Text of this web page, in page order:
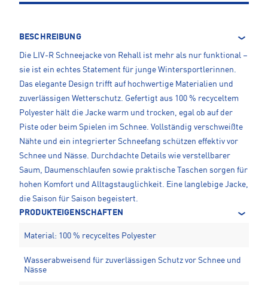
BESCHREIBUNG
Die LIV-R Schneejacke von Rehall ist mehr als nur funktional –
sie ist ein echtes Statement für junge Wintersportlerinnen.
Das elegante Design trifft auf hochwertige Materialien und
zuverlässigen Wetterschutz. Gefertigt aus 100 % recyceltem
Polyester hält die Jacke warm und trocken, egal ob auf der
Piste oder beim Spielen im Schnee. Vollständig verschweißte
Nähte und ein integrierter Schneefang schützen effektiv vor
Schnee und Nässe. Durchdachte Details wie verstellbarer
Saum, Daumenschlaufen sowie praktische Taschen sorgen für
hohen Komfort und Alltagstauglichkeit. Eine langlebige Jacke,
die Saison für Saison begeistert.
PRODUKTEIGENSCHAFTEN
Material: 100 % recyceltes Polyester
Wasserabweisend für zuverlässigen Schutz vor Schnee und
Nässe